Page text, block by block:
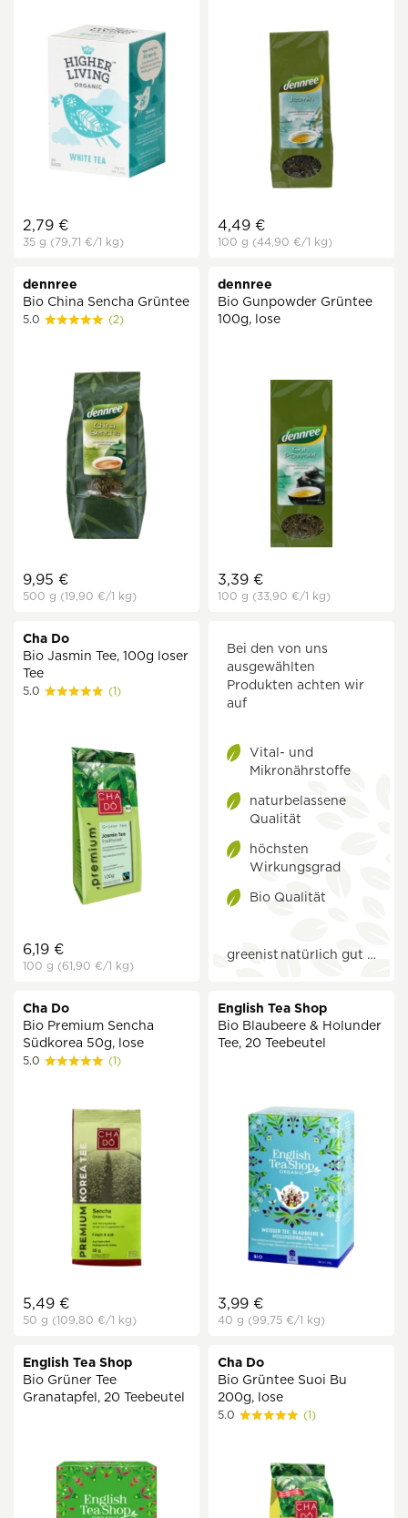
2,79 €
35 g (79,71 €/1 kg)
4,49 €
100 g (44,90 €/1 kg)
dennree
Bio China Sencha Grüntee
5.0 (2)
9,95 €
500 g (19,90 €/1 kg)
dennree
Bio Gunpowder Grüntee
100g, lose
3,39 €
100 g (33,90 €/1 kg)
Cha Do
Bio Jasmin Tee, 100g loser
Tee
5.0 (1)
6,19 €
100 g (61,90 €/1 kg)
Bei den von uns
ausgewählten
Produkten achten wir
auf
Vital- und
Mikronährstoffe
naturbelassene
Qualität
höchsten
Wirkungsgrad
Bio Qualität
greenist natürlich gut …
Cha Do
Bio Premium Sencha
Südkorea 50g, lose
5.0 (1)
5,49 €
50 g (109,80 €/1 kg)
English Tea Shop
Bio Blaubeere & Holunder
Tee, 20 Teebeutel
3,99 €
40 g (99,75 €/1 kg)
English Tea Shop
Bio Grüner Tee
Granatapfel, 20 Teebeutel
Cha Do
Bio Grüntee Suoi Bu
200g, lose
5.0 (1)